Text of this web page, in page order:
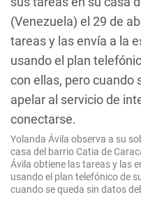
Yolanda Ávila observa a su
casa del barrio Catia de
Ávila obtiene las tareas y las
usando el plan telefónico de
cuando se queda sin datos